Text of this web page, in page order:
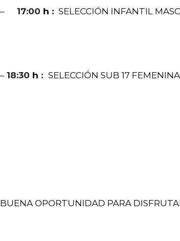
– 17:00 h : SELECCIÓN INFANTIL
– 18:30 h : SELECCIÓN SUB 17 FEMENINA
BUENA OPORTUNIDAD PARA